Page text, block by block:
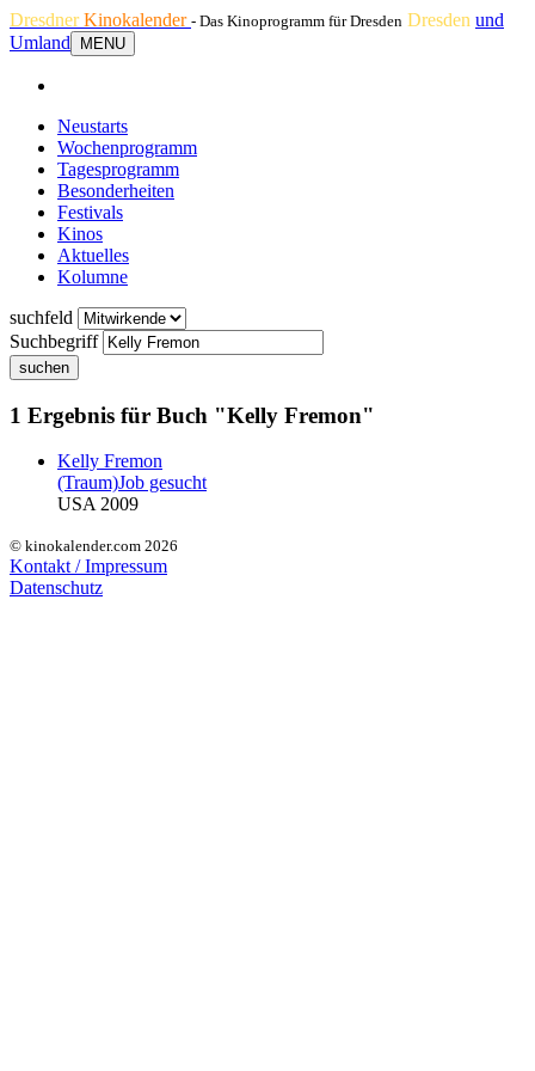
DresdnerKinokalender - Das Kinoprogramm für Dresden Dresden und
Umland
MENU
Neustarts
Wochenprogramm
Tagesprogramm
Besonderheiten
Festivals
Kinos
Aktuelles
Kolumne
suchfeld
Suchbegriff
suchen
1 Ergebnis für Buch "Kelly Fremon"
Kelly Fremon
(Traum)Job gesucht
USA 2009
© kinokalender.com 2026
Kontakt / Impressum
Datenschutz